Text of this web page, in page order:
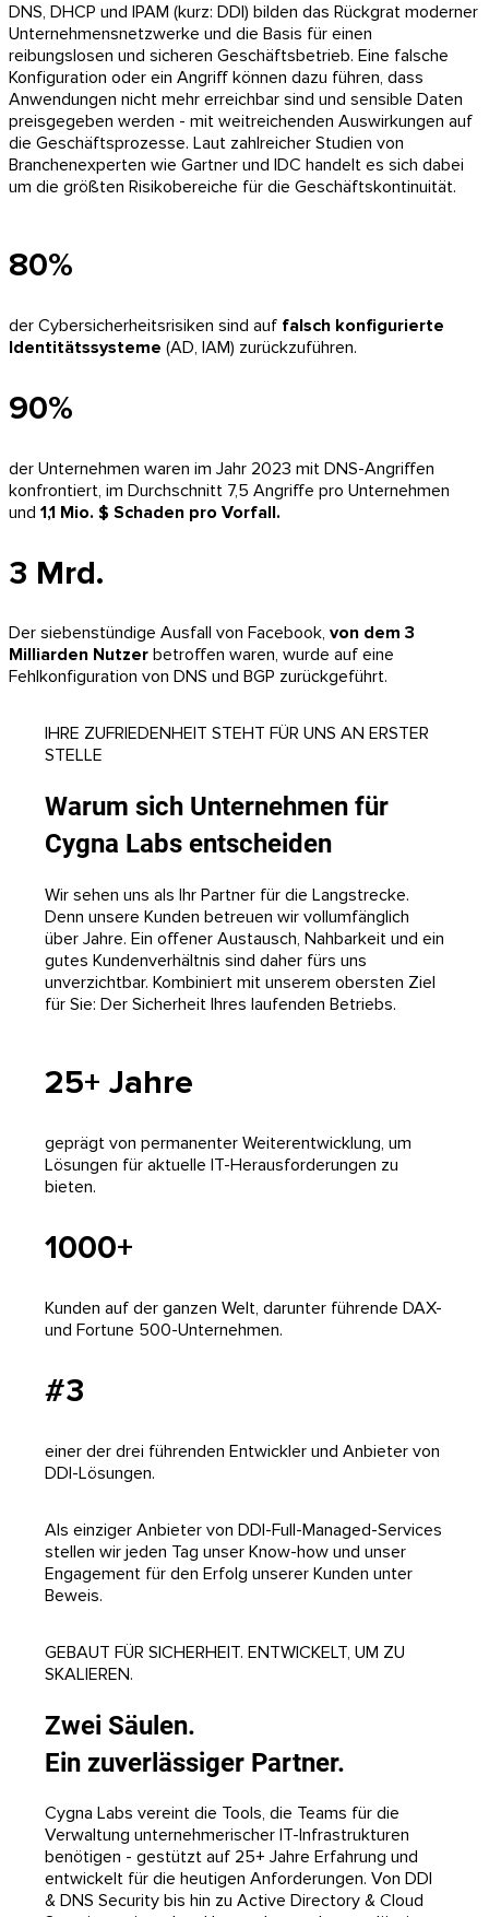
DNS, DHCP und IPAM (kurz: DDI) bilden das Rückgrat moderner
Unternehmensnetzwerke und die Basis für einen
reibungslosen und sicheren Geschäftsbetrieb. Eine falsche
Konfiguration oder ein Angriff können dazu führen, dass
Anwendungen nicht mehr erreichbar sind und sensible Daten
preisgegeben werden - mit weitreichenden Auswirkungen auf
die Geschäftsprozesse. Laut zahlreicher Studien von
Branchenexperten wie Gartner und IDC handelt es sich dabei
um die größten Risikobereiche für die Geschäftskontinuität.
80%
der Cybersicherheitsrisiken sind auf falsch konfigurierte
Identitätssysteme (AD, IAM) zurückzuführen.
90%
der Unternehmen waren im Jahr 2023 mit DNS-Angriffen
konfrontiert, im Durchschnitt 7,5 Angriffe pro Unternehmen
und 1,1 Mio. $ Schaden pro Vorfall.
3 Mrd.
Der siebenstündige Ausfall von Facebook, von dem 3
Milliarden Nutzer betroffen waren, wurde auf eine
Fehlkonfiguration von DNS und BGP zurückgeführt.
IHRE ZUFRIEDENHEIT STEHT FÜR UNS AN ERSTER
STELLE
Warum sich Unternehmen für
Cygna Labs entscheiden
Wir sehen uns als Ihr Partner für die Langstrecke.
Denn unsere Kunden betreuen wir vollumfänglich
über Jahre. Ein offener Austausch, Nahbarkeit und ein
gutes Kundenverhältnis sind daher fürs uns
unverzichtbar. Kombiniert mit unserem obersten Ziel
für Sie: Der Sicherheit Ihres laufenden Betriebs.
25+ Jahre
geprägt von permanenter Weiterentwicklung, um
Lösungen für aktuelle IT-Herausforderungen zu
bieten.
1000+
Kunden auf der ganzen Welt, darunter führende DAX-
und Fortune 500-Unternehmen.
#3
einer der drei führenden Entwickler und Anbieter von
DDI-Lösungen.
Als einziger Anbieter von DDI-Full-Managed-Services
stellen wir jeden Tag unser Know-how und unser
Engagement für den Erfolg unserer Kunden unter
Beweis.
GEBAUT FÜR SICHERHEIT. ENTWICKELT, UM ZU
SKALIEREN.
Zwei Säulen.
Ein zuverlässiger Partner.
Cygna Labs vereint die Tools, die Teams für die
Verwaltung unternehmerischer IT-Infrastrukturen
benötigen - gestützt auf 25+ Jahre Erfahrung und
entwickelt für die heutigen Anforderungen. Von DDI
& DNS Security bis hin zu Active Directory & Cloud